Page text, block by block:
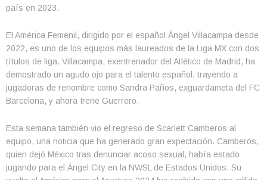
país en 2023.
El América Femenil, dirigido por el español Ángel Villacampa desde
2022, es uno de los equipos más laureados de la Liga MX con dos
títulos de liga. Villacampa, exentrenador del Atlético de Madrid, ha
demostrado un agudo ojo para el talento español, trayendo a
jugadoras de renombre como Sandra Paños, exguardameta del FC
Barcelona, y ahora Irene Guerrero.
Esta semana también vio el regreso de Scarlett Camberos al
equipo, una noticia que ha generado gran expectación. Camberos,
quien dejó México tras denunciar acoso sexual, había estado
jugando para el Ángel City en la NWSL de Estados Unidos. Su